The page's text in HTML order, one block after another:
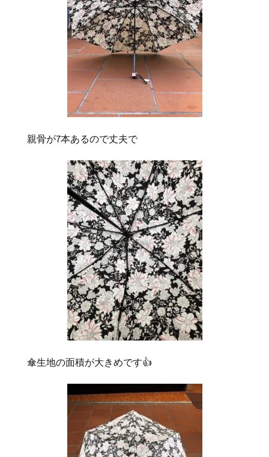
親骨が7本あるので丈夫で
傘生地の面積が大きめです👍